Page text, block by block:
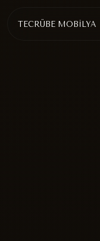
TECRÜBE MOBİLYA